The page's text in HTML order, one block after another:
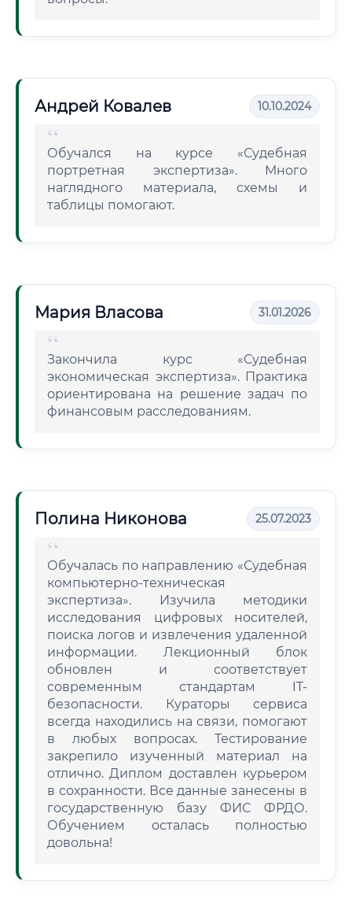
Андрей Ковалев 10.10.2024
Обучался на курсе «Судебная
портретная экспертиза». Много
наглядного материала, схемы и
таблицы помогают.
Мария Власова 31.01.2026
Закончила курс «Судебная
экономическая экспертиза». Практика
ориентирована на решение задач по
финансовым расследованиям.
Полина Никонова 25.07.2023
Обучалась по направлению «Судебная
компьютерно-техническая
экспертиза». Изучила методики
исследования цифровых носителей,
поиска логов и извлечения удаленной
информации. Лекционный блок
обновлен и соответствует
современным стандартам IT-
безопасности. Кураторы сервиса
всегда находились на связи, помогают
в любых вопросах. Тестирование
закрепило изученный материал на
отлично. Диплом доставлен курьером
в сохранности. Все данные занесены в
государственную базу ФИС ФРДО.
Обучением осталась полностью
довольна!